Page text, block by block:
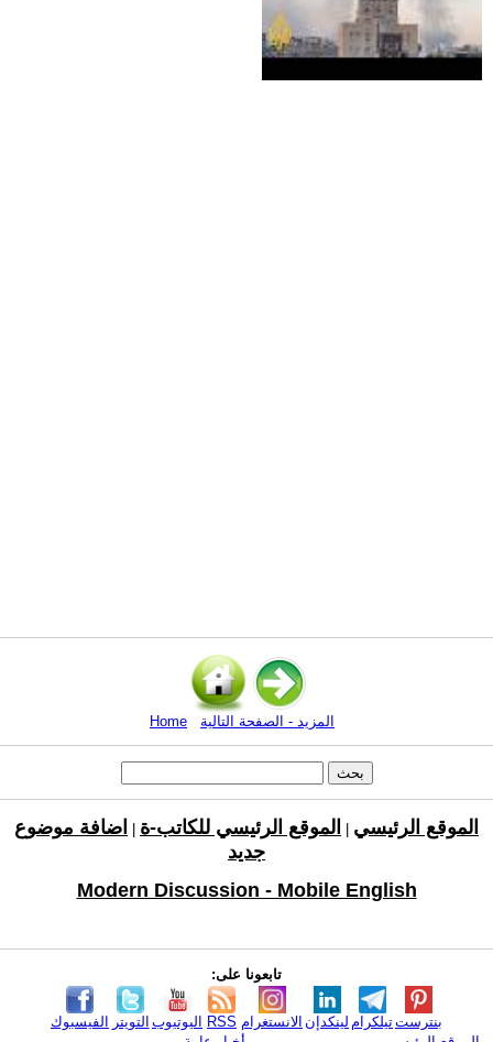
Home المزيد - الصفحة التالية
الموقع الرئيسي الموقع الرئيسي للكاتب-ة
اضافة موضوع
جديد
Modern Discussion - Mobile English
تابعونا على:
الفيسبوك التويتر اليوتيوب RSS الانستغرام لينكدإن تيلكرامبنترست